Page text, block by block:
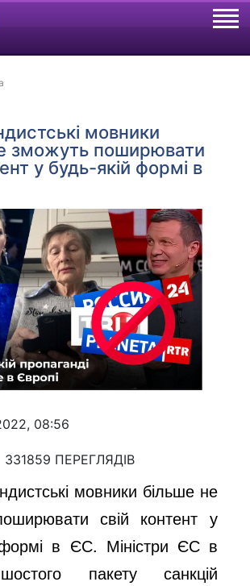
мовники
зможуть поширювати
у будь-якій формі в
08:56
331859 ПЕРЕГЛЯДІВ
мовники більше не
свій контент у
формі в ЄС. Міністри ЄС в
пакету санкцій